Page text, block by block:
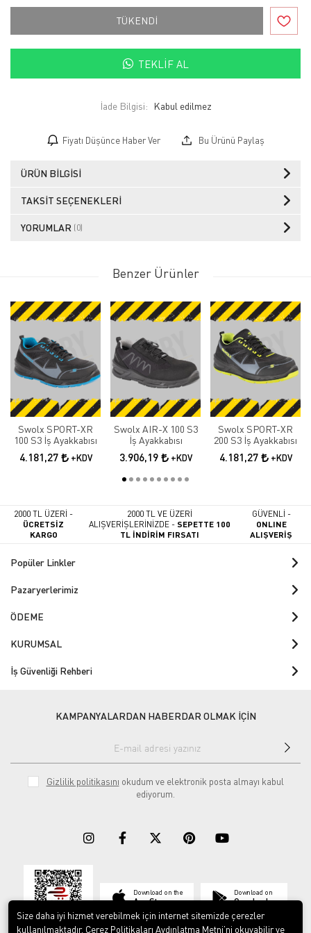
TÜKENDİ
TEKLIF AL
İade Bilgisi:
Fiyatı Düşünce Haber Ver Bu Ürünü Paylaş
ÜRÜN BILGISI
TAKSIT SEÇENEKLERI
YORUMLAR (0)
Benzer Ürünler
Swolx SPORT-XR
100 S3 İş Ayakkabısı
4.181,27 +KDV
Swolx AIR-X 100 S3
İş Ayakkabısı
3.906,19 +KDV
Swolx SPORT-XR
200 S3 İş Ayakkabısı
4.181,27 +KDV
2000 TL ÜZERİ -
ÜCRETSİZ
KARGO
2000 TL VE ÜZERİ
ALIŞVERİŞLERİNİZDE -SEPETTE 100
TL İNDİRİM FIRSATI
GÜVENLİ -
ONLINE
ALIŞVERİŞ
Popüler Linkler
Pazaryerlerimiz
ÖDEME
KURUMSAL
İş Güvenliği Rehberi
KAMPANYALARDAN HABERDAR OLMAK İÇİN
Gizlilik politikasını okudum ve elektronik posta almayı kabul
ediyorum.
Download on the
App Store
Download on
Google play
Size daha iyi hizmet verebilmek için internet sitemizde çerezler
kullanılmaktadır. Çerez Politikaları Aydınlatma Metni’ni okuyabilir ve